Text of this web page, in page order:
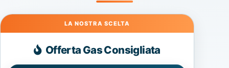
Gas
Offerta Gas Consigliata